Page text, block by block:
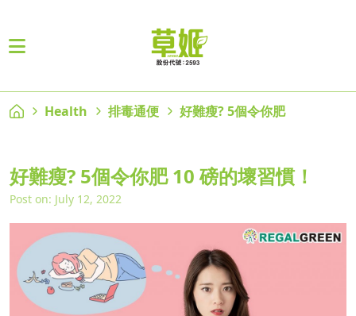
Health 排毒通便 好難瘦? 5個令你肥
好難瘦? 5個令你肥 10 磅的壞習慣！
Post on: July 12, 2022